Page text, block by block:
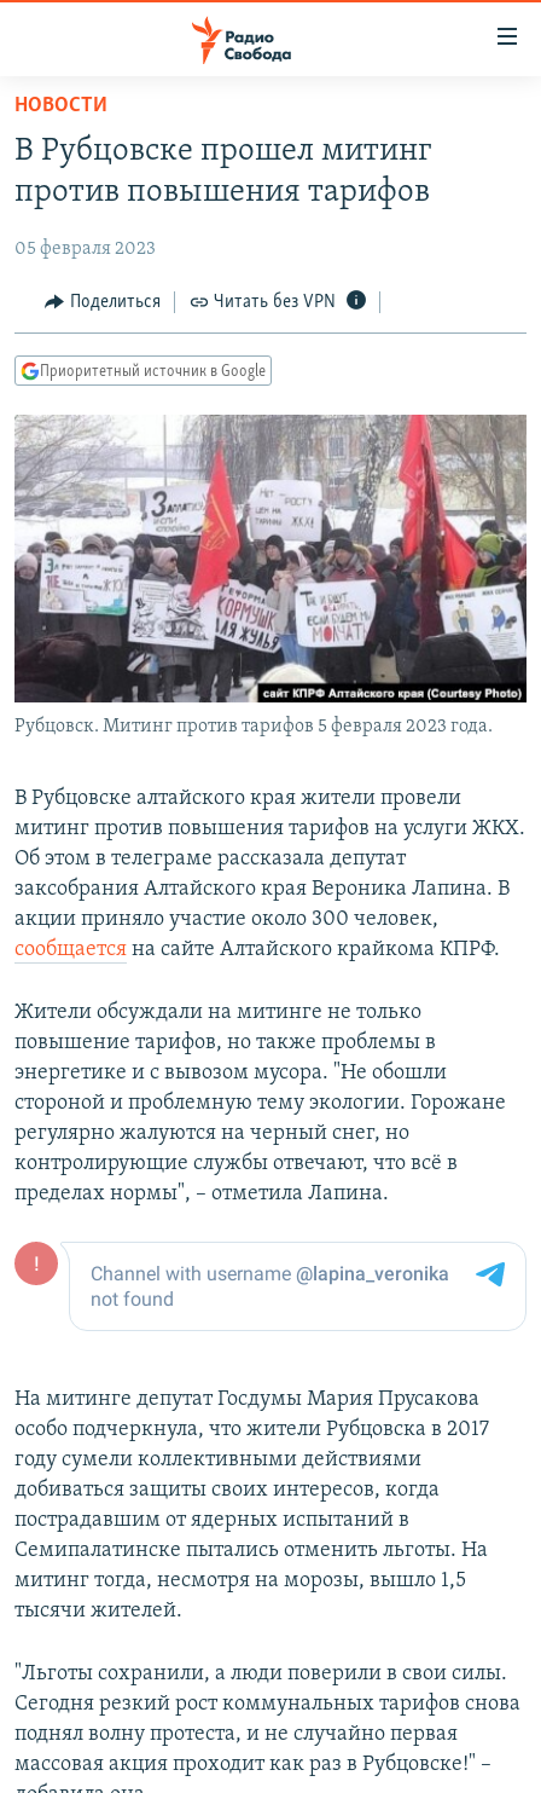
упрощенного
доступа
основному
Вернутся
главной
навигации
Вернутся
поиску
ПРОГРАММЫ
ПОДКАСТЫ
АВТОРСКИЕ ПРОЕКТЫ
ЦИТАТЫ СВОБОДЫ
МНЕНИЯ
IDEL.РЕАЛИИ
КАВКАЗ.РЕАЛИИ
СЕВЕР.РЕАЛИИ
СИБИРЬ.РЕАЛИИ
РАСПИСАНИЕ ВЕЩАНИЯ
ПОДПИШИТЕСЬ НА РАССЫЛКУ
СОЦИАЛЬНЫЕ СЕТИ
Все сайты РСЕ/РС
НОВОСТИ
В Рубцовске прошел митинг
против повышения тарифов
05 февраля 2023
Поделиться Читать без VPN
Приоритетный источник в Google
Рубцовск. Митинг против тарифов 5 февраля 2023 года.
В Рубцовске алтайского края жители провели
митинг против повышения тарифов на услуги ЖКХ.
Об этом в телеграме рассказала депутат
заксобрания Алтайского края Вероника Лапина. В
акции приняло участие около 300 человек,
сообщается на сайте Алтайского крайкома КПРФ.
Жители обсуждали на митинге не только
повышение тарифов, но также проблемы в
энергетике и с вывозом мусора. "Не обошли
стороной и проблемную тему экологии. Горожане
регулярно жалуются на черный снег, но
контролирующие службы отвечают, что всё в
пределах нормы", – отметила Лапина.
На митинге депутат Госдумы Мария Прусакова
особо подчеркнула, что жители Рубцовска в 2017
году сумели коллективными действиями
добиваться защиты своих интересов, когда
пострадавшим от ядерных испытаний в
Семипалатинске пытались отменить льготы. На
митинг тогда, несмотря на морозы, вышло 1,5
тысячи жителей.
"Льготы сохранили, а люди поверили в свои силы.
Сегодня резкий рост коммунальных тарифов снова
поднял волну протеста, и не случайно первая
массовая акция проходит как раз в Рубцовске!" –